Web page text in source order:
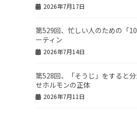
2026年7月17日
第529回、忙しい人のための「
ーティン
2026年7月14日
第528回、「そうじ」をすると
せホルモンの正体
2026年7月11日